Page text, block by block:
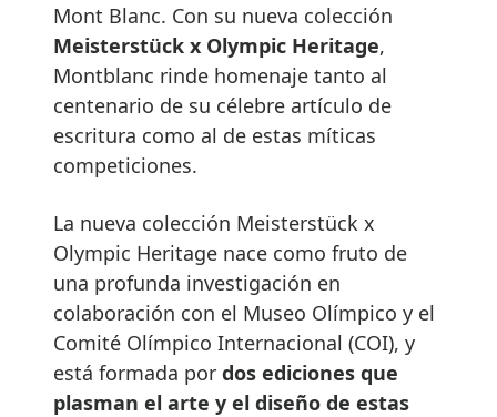
Mont Blanc. Con su nueva colección
Meisterstück x Olympic Heritage,
Montblanc rinde homenaje tanto al
centenario de su célebre artículo de
escritura como al de estas míticas
competiciones.
La nueva colección Meisterstück x
Olympic Heritage nace como fruto de
una profunda investigación en
colaboración con el Museo Olímpico y el
Comité Olímpico Internacional (COI), y
está formada por dos ediciones que
plasman el arte y el diseño de estas